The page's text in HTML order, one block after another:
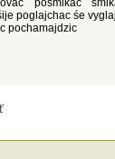
posmikac
poglajchac śe
pochamajdzic